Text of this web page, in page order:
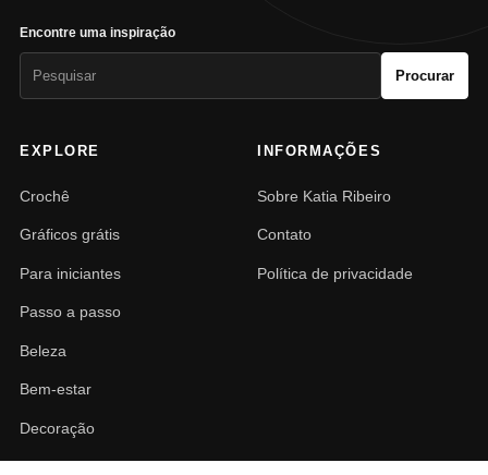
Encontre uma inspiração
Procurar
EXPLORE
Crochê
Gráficos grátis
Para iniciantes
Passo a passo
Beleza
Bem-estar
Decoração
PAISAGISMO
INFORMAÇÕES
Sobre Katia Ribeiro
Contato
Política de privacidade